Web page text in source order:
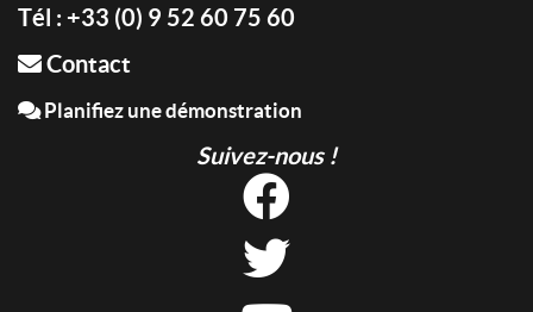
Tél : +33 (0) 9 52 60 75 60
Contact
Planifiez une démonstration
Suivez-nous !